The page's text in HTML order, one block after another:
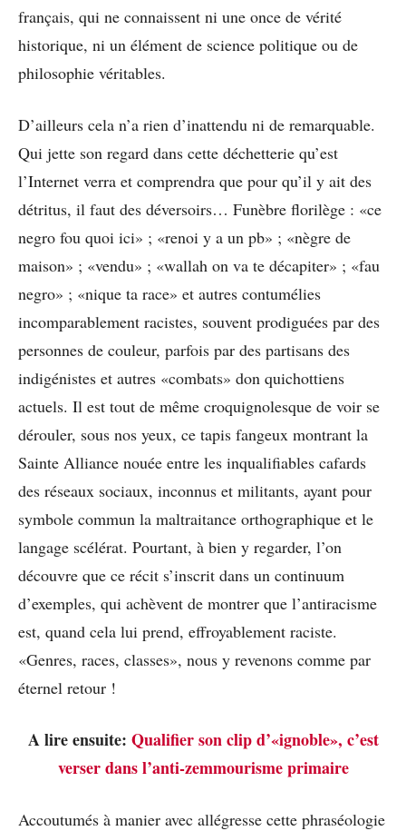
français, qui ne connaissent ni une once de vérité
historique, ni un élément de science politique ou de
philosophie véritables.
D’ailleurs cela n’a rien d’inattendu ni de remarquable.
Qui jette son regard dans cette déchetterie qu’est
l’Internet verra et comprendra que pour qu’il y ait des
détritus, il faut des déversoirs… Funèbre florilège : «ce
negro fou quoi ici» ; «renoi y a un pb» ; «nègre de
maison» ; «vendu» ; «wallah on va te décapiter» ; «fau
negro» ; «nique ta race» et autres contumélies
incomparablement racistes, souvent prodiguées par des
personnes de couleur, parfois par des partisans des
indigénistes et autres «combats» don quichottiens
actuels. Il est tout de même croquignolesque de voir se
dérouler, sous nos yeux, ce tapis fangeux montrant la
Sainte Alliance nouée entre les inqualifiables cafards
des réseaux sociaux, inconnus et militants, ayant pour
symbole commun la maltraitance orthographique et le
langage scélérat. Pourtant, à bien y regarder, l’on
découvre que ce récit s’inscrit dans un continuum
d’exemples, qui achèvent de montrer que l’antiracisme
est, quand cela lui prend, effroyablement raciste.
«Genres, races, classes», nous y revenons comme par
éternel retour !
A lire ensuite: Qualifier son clip d’«ignoble», c’est
verser dans l’anti-zemmourisme primaire
Accoutumés à manier avec allégresse cette phraséologie